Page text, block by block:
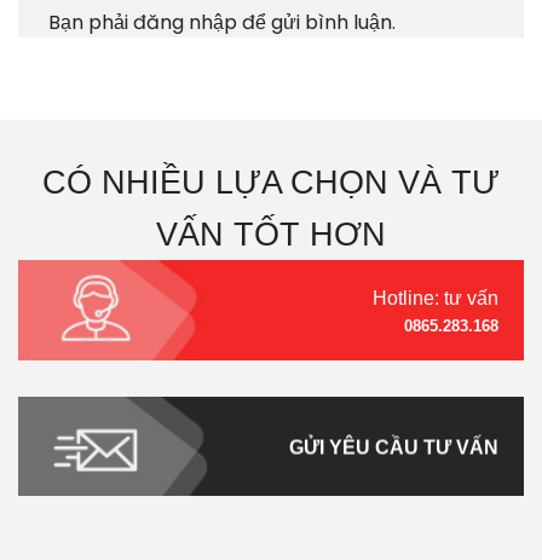
Bạn phảiđăng nhậpđể gửi bình luận.
CÓ NHIỀU LỰA CHỌN VÀ TƯ
VẤN TỐT HƠN
Hotline: tư vấn
0865.283.168
GỬI YÊU CẦU TƯ VẤN